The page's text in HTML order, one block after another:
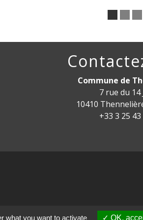
Commune de
7 rue du 14
10410
+33 3 25 43
what you want to activate OK,